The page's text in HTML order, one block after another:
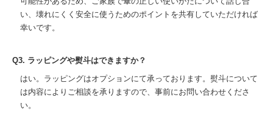
い、壊れにくく安全に使うためのポイントを共有していただければ
幸いです。
Q3. ラッピングや熨斗はできますか？
はい。ラッピングはオプションにて承っております。熨斗について
は内容によりご相談を承りますので、事前にお問い合わせくださ
い。